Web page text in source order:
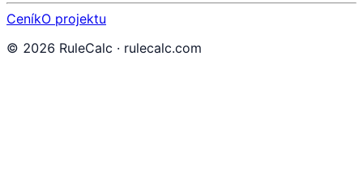
CeníkO projektu
© 2026 RuleCalc · rulecalc.com